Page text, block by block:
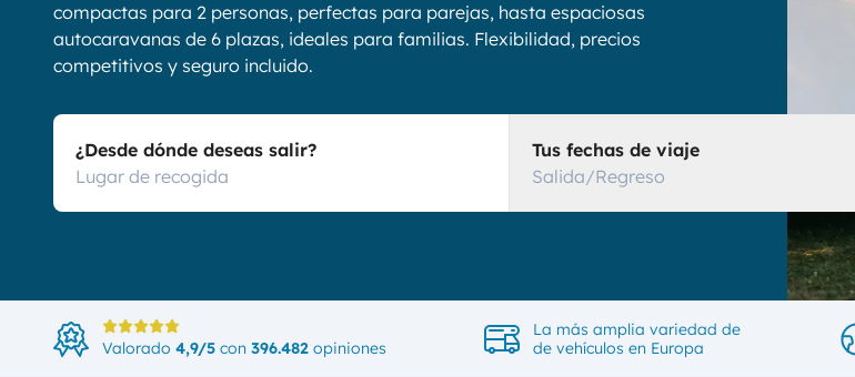
compactas para 2 personas, perfectas para parejas, hasta espaciosas
autocaravanas de 6 plazas, ideales para familias. Flexibilidad, precios
competitivos y seguro incluido.
¿Desde dónde deseas salir?
Tus fechas de viaje
Salida/Regreso
Valorado 4,9/5 con 396.482 opiniones
La más amplia variedad de
de vehículos en Europa